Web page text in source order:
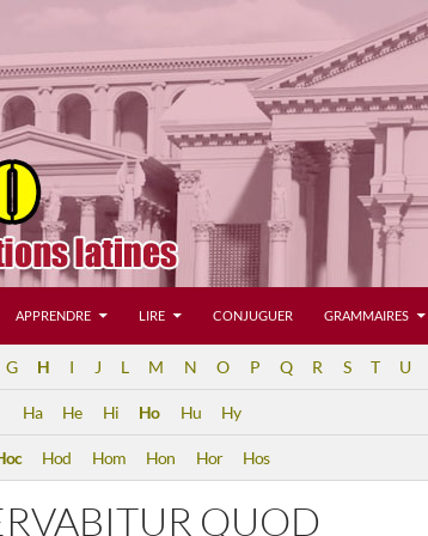
APPRENDRE LIRE CONJUGUER GRAMMAIRES
G H I J L M N O P Q R S T U
Ha He Hi Ho Hu Hy
Hod Hom Hon Hor Hos
QUOD